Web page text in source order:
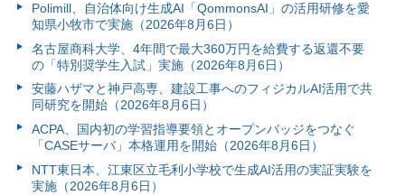
Polimill、自治体向け生成AI「QommonsAI」の活用研修を愛
知県小牧市で実施（2026年8月6日）
名古屋商科大学、4年間で最大360万円を給費する返還不要
の「特別奨学生入試」実施（2026年8月6日）
安藤ハザマと神戸高専、建設工事へのフィジカルAI活用で共
同研究を開始（2026年8月6日）
ACPA、国内初の学習指導要領とオープンバッジをつなぐ
「CASEサーバ」本格運用を開始（2026年8月6日）
NTT東日本、江東区立毛利小学校で生成AI活用の実証実験を
実施（2026年8月6日）